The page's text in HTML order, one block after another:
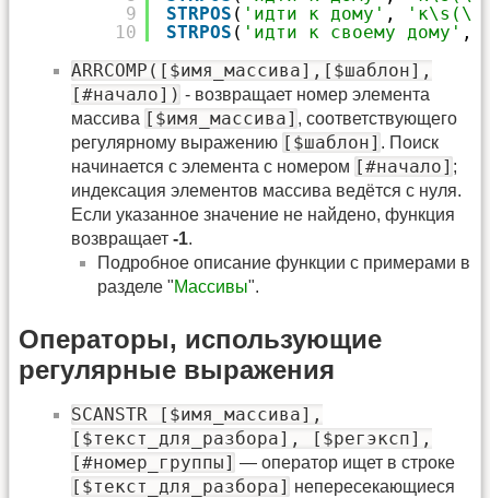
9
10
STRPOS ( 'идти к дому' ,
STRPOS ( 'идти к своему дому' ,
ARRCOMP([$имя_массива],[$шаблон],
[#начало]) - возвращает номер элемента
массива [$имя_массива] , соответствующего
регулярному выражению [$шаблон] . Поиск
начинается с элемента с номером [#начало] ;
индексация элементов массива ведётся с нуля.
Если указанное значение не найдено, функция
возвращает -1.
Подробное описание функции с примерами в
разделе "Массивы".
Операторы, использующие
регулярные выражения
SCANSTR [$имя_массива],
[$текст_для_разбора], [$регэксп],
[#номер_группы] — оператор ищет в строке
[$текст_для_разбора] непересекающиеся